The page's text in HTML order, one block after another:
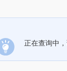
正在查询中